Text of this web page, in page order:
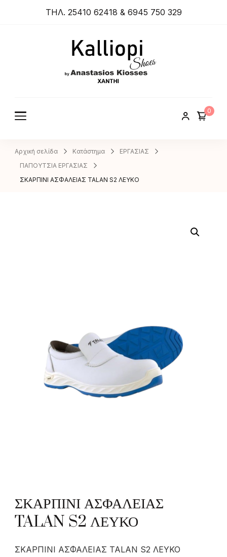
ΤΗΛ. 25410 62418 & 6945 750 329
KIOSSES
0
Αρχική σελίδα Κατάστημα
ΕΡΓΑΣΙΑΣ
ΠΑΠΟΥΤΣΙΑ ΕΡΓΑΣΙΑΣ
ΣΚΑΡΠΙΝΙ ΑΣΦΑΛΕΙΑΣ TALAN S2 ΛΕΥΚΟ
ΣΚΑΡΠΙΝΙ ΑΣΦΑΛΕΙΑΣ
TALAN S2 ΛΕΥΚΟ
ΣΚΑΡΠΙΝΙ ΑΣΦΑΛΕΙΑΣ TALAN S2 ΛΕΥΚΟ